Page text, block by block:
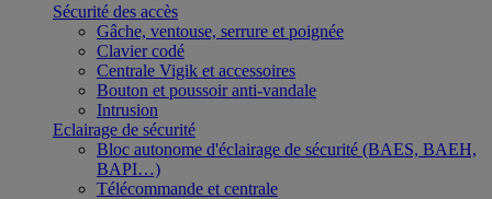
Sécurité des accès
Gâche, ventouse, serrure et poignée
Clavier codé
Centrale Vigik et accessoires
Bouton et poussoir anti-vandale
Intrusion
Eclairage de sécurité
Bloc autonome d'éclairage de sécurité (BAES, BAEH,
BAPI…)
Télécommande et centrale